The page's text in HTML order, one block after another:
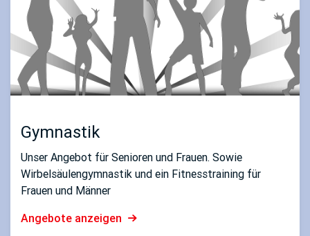
Gymnastik
Unser Angebot für Senioren und Frauen. Sowie
Wirbelsäulengymnastik und ein Fitnesstraining für
Frauen und Männer
Angebote anzeigen